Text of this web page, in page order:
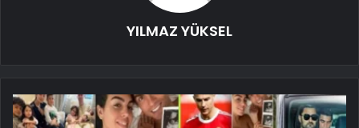
YILMAZ YÜKSEL